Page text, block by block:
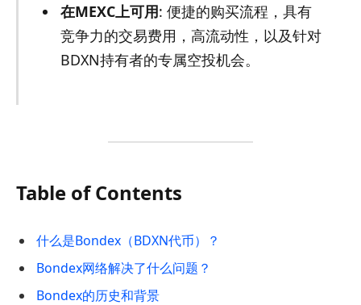
在MEXC上可用: 便捷的购买流程，具有
竞争力的交易费用，高流动性，以及针对
BDXN持有者的专属空投机会。
Table of Contents
什么是Bondex（BDXN代币）？
Bondex网络解决了什么问题？
Bondex的历史和背景